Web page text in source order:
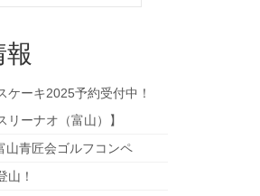
ケーキ2025予約受付中！
リーナオ（富山）】
山青匠会ゴルフコンペ
山！